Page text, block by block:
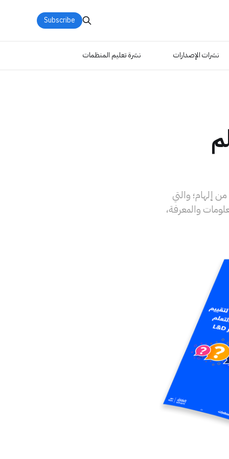
نشرات الإصدارات نشرة تعليم المنظمات
Subscribe
إلهام؛ والتي
والمعرفة،